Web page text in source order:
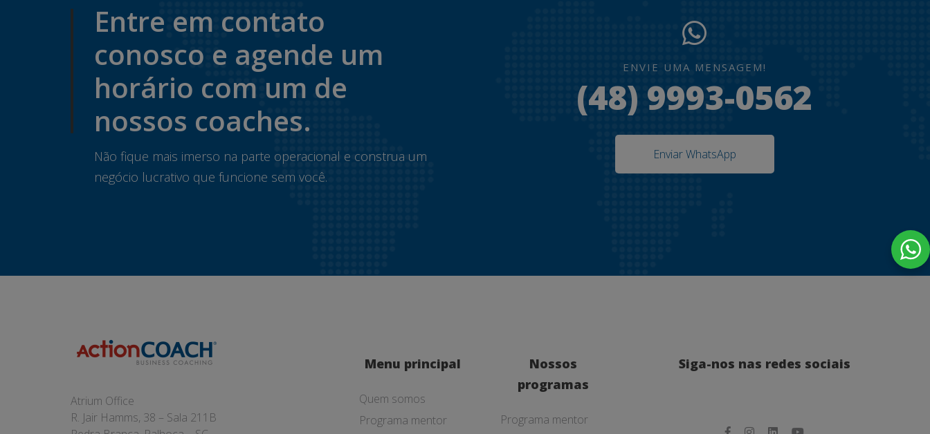
Entre em contato
conosco e agende um
horário com um de
nossos coaches.
Não fique mais imerso na parte operacional e construa um
negócio lucrativo que funcione sem você.
ENVIE UMA MENSAGEM!
(48) 9993-0562
Enviar WhatsApp
Atrium Office
R. Jair Hamms, 38 – Sala 211B
Menu principal
Quem somos
Programa mentor
Nossos
programas
Programa mentor
Siga-nos nas redes sociais